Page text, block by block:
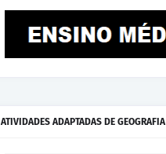
ATIVIDADES ADAPTADAS DE GEOGRAFIA